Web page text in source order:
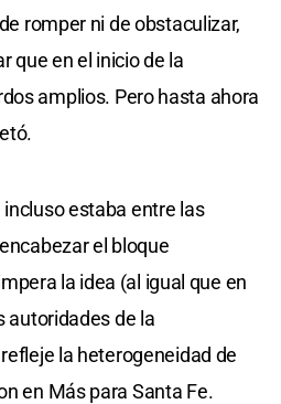
romper ni de obstaculizar,
que en el inicio de la
amplios. Pero hasta ahora
estaba entre las
el bloque
la idea (al igual que en
autoridades de la
la heterogeneidad de
en Más para Santa Fe.